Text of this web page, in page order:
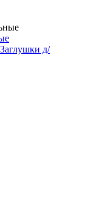
Заглушки д/